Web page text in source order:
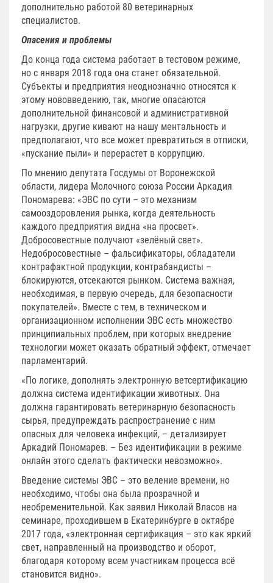
дополнительно работой 80 ветеринарных
специалистов.
Опасения и проблемы
До конца года система работает в тестовом режиме,
но с января 2018 года она станет обязательной.
Субъекты и предприятия неоднозначно относятся к
этому нововведению, так, многие опасаются
дополнительной финансовой и административной
нагрузки, другие кивают на нашу ментальность и
предполагают, что все может превратиться в отписки,
«пускание пыли» и перерастет в коррупцию.
По мнению депутата Госдумы от Воронежской
области, лидера Молочного союза России Аркадия
Пономарева: «ЭВС по сути – это механизм
самооздоровления рынка, когда деятельность
каждого предприятия видна «на просвет».
Добросовестные получают «зелёный свет».
Недобросовестные – фальсификаторы, обладатели
контрафактной продукции, контрабандисты –
блокируются, отсекаются рынком. Система важная,
необходимая, в первую очередь, для безопасности
покупателей». Вместе с тем, в техническом и
организационном исполнении ЭВС есть множество
принципиальных проблем, при которых внедрение
технологии может оказать обратный эффект, отмечает
парламентарий.
«По логике, дополнять электронную ветсертификацию
должна система идентификации животных. Она
должна гарантировать ветеринарную безопасность
сырья, предупреждать распространение с ним
опасных для человека инфекций, – детализирует
Аркадий Пономарев. – Без идентификации в режиме
онлайн этого сделать фактически невозможно».
Введение системы ЭВС – это веление времени, но
необходимо, чтобы она была прозрачной и
необременительной. Как заявил Николай Власов на
семинаре, проходившем в Екатеринбурге в октябре
2017 года, «электронная сертификация – это как яркий
свет, направленный на производство и оборот,
благодаря которому всем участникам процесса всё
становится видно».